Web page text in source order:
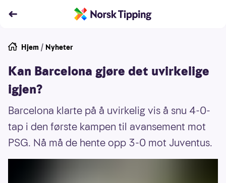
Hjem / Nyheter
Kan Barcelona gjøre det uvirkelige
igjen?
Barcelona klarte på å uvirkelig vis å snu 4-0-
tap i den første kampen til avansement mot
PSG. Nå må de hente opp 3-0 mot Juventus.